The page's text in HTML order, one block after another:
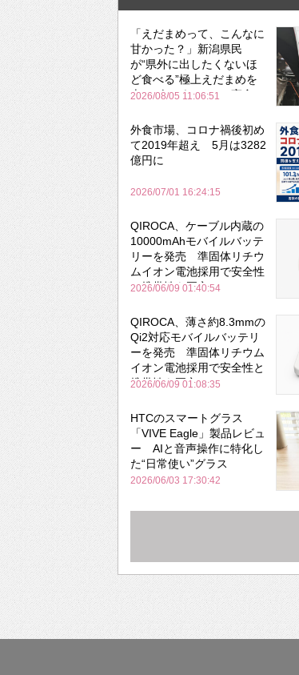
「えだまめって、こんなに
甘かった？」新潟県民
が“県外に出したくないほ
ど食べる”極上えだまめを
森のビアガーデンで実食
2026/08/05 11:06:51
外食市場、コロナ禍後初め
て2019年超え 5月は3282
億円に
2026/07/01 16:24:15
QIROCA、ケーブル内蔵の
10000mAhモバイルバッテ
リーを発売 準固体リチウ
ムイオン電池採用で安全性
と携帯性を両立
2026/06/09 01:40:54
QIROCA、薄さ約8.3mmの
Qi2対応モバイルバッテリ
ーを発売 準固体リチウム
イオン電池採用で安全性と
携帯性を両立
2026/06/09 01:08:35
HTCのスマートグラス
「VIVE Eagle」製品レビュ
ー AIと音声操作に特化し
た“日常使い”グラス
2026/06/03 17:30:42